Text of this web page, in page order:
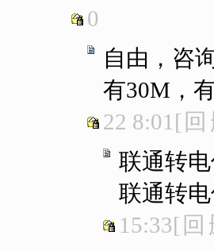
0
自由，咨
有30M，
22 8:01 [ 回
联通转
联通转
15:33[ 回